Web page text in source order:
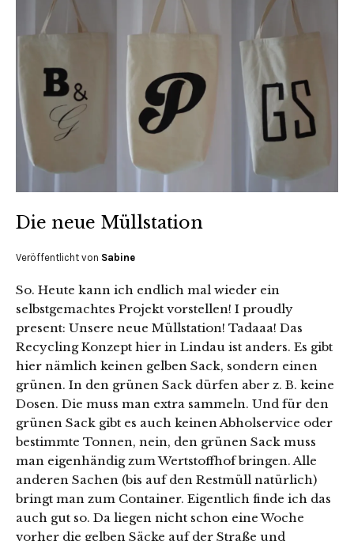
Die neue Müllstation
Veröffentlicht von Sabine
So. Heute kann ich endlich mal wieder ein
selbstgemachtes Projekt vorstellen! I proudly
present: Unsere neue Müllstation! Tadaaa! Das
Recycling Konzept hier in Lindau ist anders. Es gibt
hier nämlich keinen gelben Sack, sondern einen
grünen. In den grünen Sack dürfen aber z. B. keine
Dosen. Die muss man extra sammeln. Und für den
grünen Sack gibt es auch keinen Abholservice oder
bestimmte Tonnen, nein, den grünen Sack muss
man eigenhändig zum Wertstoffhof bringen. Alle
anderen Sachen (bis auf den Restmüll natürlich)
bringt man zum Container. Eigentlich finde ich das
auch gut so. Da liegen nicht schon eine Woche
vorher die gelben Säcke auf der Straße und